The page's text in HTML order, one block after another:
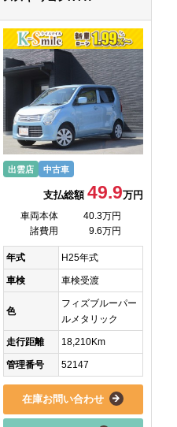
出雲店 中古車
支払総額49.9万円
車両本体
40.3万円
諸費用
9.6万円
年式 H25年式
車検 車検受渡
色
フィズブルーパー
ルメタリック
走行距離 18,210Km
管理番号 52147
在庫お問い合わせ